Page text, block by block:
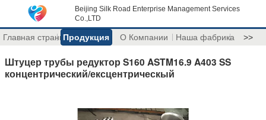
Beijing Silk Road Enterprise Management Services
Co.,LTD
Главная страницаПродукция О Компании Наша фабрика >>
Штуцер трубы редуктор S160 ASTM16.9 A403 SS
концентрический/ексцентрическый